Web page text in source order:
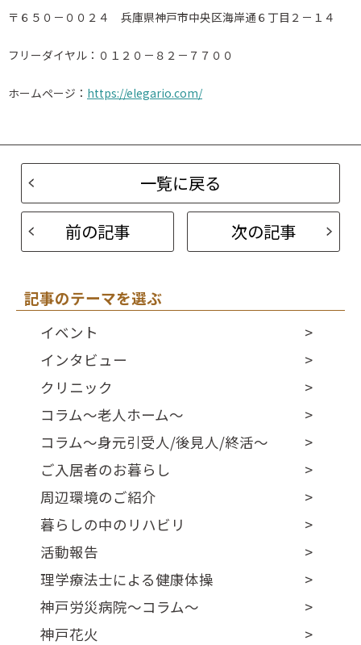
〒６５０－００２４ 兵庫県神戸市中央区海岸通６丁目２－１４
フリーダイヤル：０１２０－８２－７７００
ホームページ： https://elegario.com/
一覧に戻る
前の記事
次の記事
記事のテーマを選ぶ
イベント
インタビュー
クリニック
コラム～老人ホーム～
コラム～身元引受人/後見人/終活～
ご入居者のお暮らし
周辺環境のご紹介
暮らしの中のリハビリ
活動報告
理学療法士による健康体操
神戸労災病院～コラム～
神戸花火